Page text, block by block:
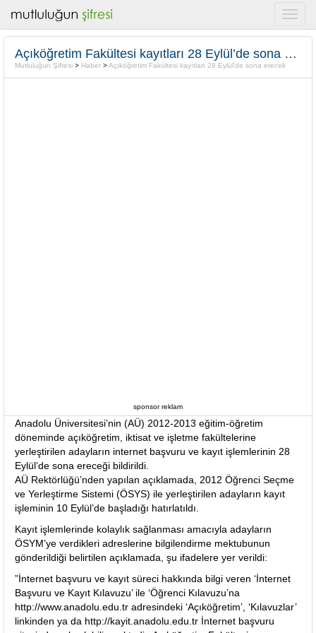
Açıköğretim Fakültesi kayıtları 28 Eylül’de sona erecek
Mutluluğun Şifresi > Haber >Açıköğretim Fakültesi kayıtları 28 Eylül’de sona erecek
sponsor reklam
Anadolu Üniversitesi’nin (AÜ) 2012-2013 eğitim-öğretim
döneminde açıköğretim, iktisat ve işletme fakültelerine
yerleştirilen adayların internet başvuru ve kayıt işlemlerinin 28
Eylül’de sona ereceği bildirildi.
AÜ Rektörlüğü’nden yapılan açıklamada, 2012 Öğrenci Seçme
ve Yerleştirme Sistemi (ÖSYS) ile yerleştirilen adayların kayıt
işleminin 10 Eylül’de başladığı hatırlatıldı.
Kayıt işlemlerinde kolaylık sağlanması amacıyla adayların
ÖSYM’ye verdikleri adreslerine bilgilendirme mektubunun
gönderildiği belirtilen açıklamada, şu ifadelere yer verildi:
”İnternet başvuru ve kayıt süreci hakkında bilgi veren ‘İnternet
Başvuru ve Kayıt Kılavuzu’ ile ‘Öğrenci Kılavuzu’na
http://www.anadolu.edu.tr adresindeki ‘Açıköğretim’, ‘Kılavuzlar’
linkinden ya da http://kayit.anadolu.edu.tr İnternet başvuru